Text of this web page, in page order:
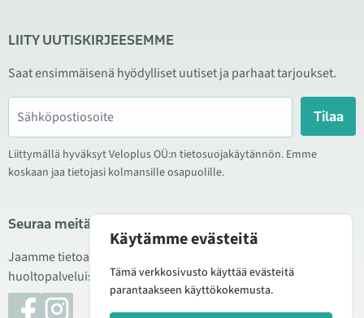
LIITY UUTISKIRJEESEMME
Saat ensimmäisenä hyödylliset uutiset ja parhaat tarjoukset.
Tilaa
Liittymällä hyväksyt Veloplus OÜ:n tietosuojakäytännön. Emme
koskaan jaa tietojasi kolmansille osapuolille.
Seuraa meitä sosiaalisessa mediassa
Jaamme tietoa hyvistä tarjouksista, uusista tuotteista ja
huoltopalveluista. Joskus julkaisemme myös tuote-esittelyjä.
Käytämme evästeitä
Tämä verkkosivusto käyttää evästeitä
parantaakseen käyttökokemusta.